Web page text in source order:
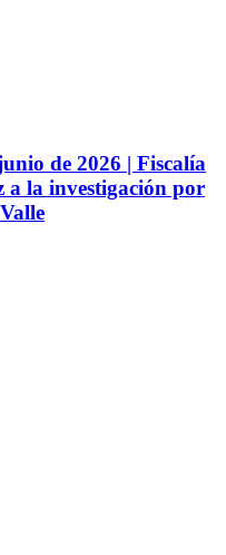
de 2026 | Fiscalía
a la investigación por